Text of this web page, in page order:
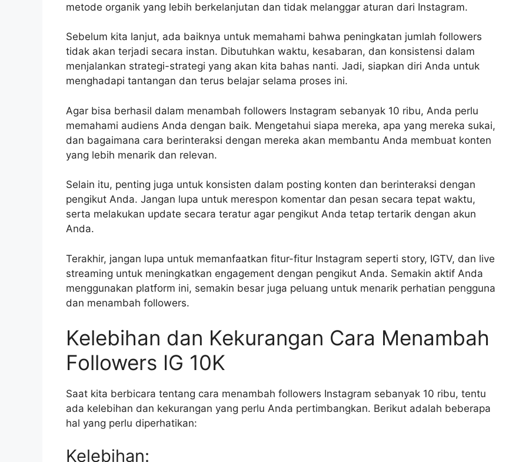
metode organik yang lebih berkelanjutan dan tidak melanggar aturan dari Instagram.
Sebelum kita lanjut, ada baiknya untuk memahami bahwa peningkatan jumlah followers
tidak akan terjadi secara instan. Dibutuhkan waktu, kesabaran, dan konsistensi dalam
menjalankan strategi-strategi yang akan kita bahas nanti. Jadi, siapkan diri Anda untuk
menghadapi tantangan dan terus belajar selama proses ini.
Agar bisa berhasil dalam menambah followers Instagram sebanyak 10 ribu, Anda perlu
memahami audiens Anda dengan baik. Mengetahui siapa mereka, apa yang mereka sukai,
dan bagaimana cara berinteraksi dengan mereka akan membantu Anda membuat konten
yang lebih menarik dan relevan.
Selain itu, penting juga untuk konsisten dalam posting konten dan berinteraksi dengan
pengikut Anda. Jangan lupa untuk merespon komentar dan pesan secara tepat waktu,
serta melakukan update secara teratur agar pengikut Anda tetap tertarik dengan akun
Anda.
Terakhir, jangan lupa untuk memanfaatkan fitur-fitur Instagram seperti story, IGTV, dan live
streaming untuk meningkatkan engagement dengan pengikut Anda. Semakin aktif Anda
menggunakan platform ini, semakin besar juga peluang untuk menarik perhatian pengguna
dan menambah followers.
Kelebihan dan Kekurangan Cara Menambah
Followers IG 10K
Saat kita berbicara tentang cara menambah followers Instagram sebanyak 10 ribu, tentu
ada kelebihan dan kekurangan yang perlu Anda pertimbangkan. Berikut adalah beberapa
hal yang perlu diperhatikan:
Kelebihan: